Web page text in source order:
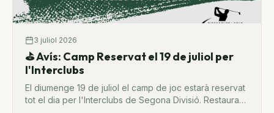
3 juliol 2026
⛳ Avís: Camp Reservat el 19 de juliol per
l'Interclubs
El diumenge 19 de juliol el camp de joc estarà reservat
tot el dia per l'Interclubs de Segona Divisió. Restaurant